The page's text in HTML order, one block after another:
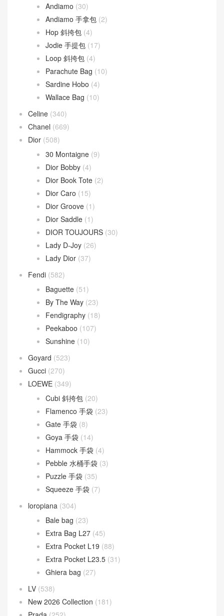
Andiamo (30)
Andiamo 手拿包 (2)
Hop 斜挎包 (4)
Jodie 手提包 (17)
Loop 斜挎包 (4)
Parachute Bag (10)
Sardine Hobo (4)
Wallace Bag (10)
Celine (340)
Chanel (669)
Dior (508)
30 Montaigne (9)
Dior Bobby (4)
Dior Book Tote (2)
Dior Caro (15)
Dior Groove (1)
Dior Saddle (1)
DIOR TOUJOURS (30)
Lady D-Joy (26)
Lady Dior (37)
Fendi (582)
Baguette (51)
By The Way (23)
Fendigraphy (18)
Peekaboo (107)
Sunshine (10)
Goyard (523)
Gucci (270)
LOEWE (349)
Cubi 斜挎包 (20)
Flamenco 手袋 (23)
Gate 手袋 (8)
Goya 手袋 (14)
Hammock 手袋 (4)
Pebble 水桶手袋 (3)
Puzzle 手袋 (35)
Squeeze 手袋 (7)
loropiana (304)
Bale bag (23)
Extra Bag L27 (45)
Extra Pocket L19 (88)
Extra Pocket L23.5 (31)
Ghiera bag (27)
LV (538)
New 2026 Collection (181)